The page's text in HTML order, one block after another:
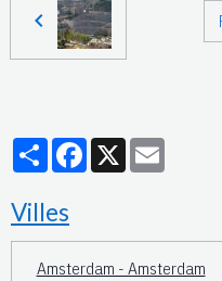
PartagerFacebook
X
Villes
Amsterdam - Amsterdam